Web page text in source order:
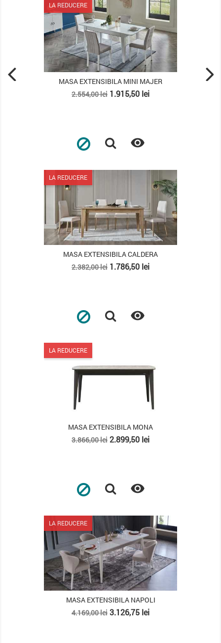
LA REDUCERE
MASA EXTENSIBILA MINI MAJER
Pret
2.554,00 lei Pret
1.915,50 lei

LA REDUCERE
MASA EXTENSIBILA CALDERA
Pret
2.382,00 lei Pret
1.786,50 lei

LA REDUCERE
MASA EXTENSIBILA MONA
Pret
3.866,00 lei Pret
2.899,50 lei

LA REDUCERE
MASA EXTENSIBILA NAPOLI
Pret
4.169,00 lei Pret
3.126,75 lei